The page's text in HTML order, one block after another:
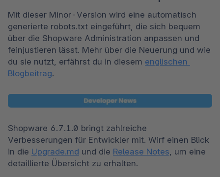
Mit dieser Minor-Version wird eine automatisch
generierte robots.txt eingeführt, die sich bequem
über die Shopware Administration anpassen und
feinjustieren lässt. Mehr über die Neuerung und wie
du sie nutzt, erfährst du in diesem englischen
Blogbeitrag.
Shopware 6.7.1.0 bringt zahlreiche
Verbesserungen für Entwickler mit. Wirf einen Blick
in die Upgrade.md und die Release Notes , um eine
detaillierte Übersicht zu erhalten.